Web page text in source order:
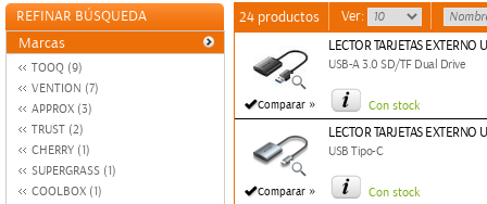
REFINAR BÚSQUEDA
Marcas
TOOQ (9)
VENTION (7)
APPROX (3)
TRUST (2)
CHERRY (1)
SUPERGRASS (1)
COOLBOX (1)
24 productos Ver:
Comparar »
LECTOR TARJETAS EXTERNO
USB-A 3.0 SD/TF Dual Drive
Con stock
Comparar »
LECTOR TARJETAS EXTERNO
USB Tipo-C
Con stock